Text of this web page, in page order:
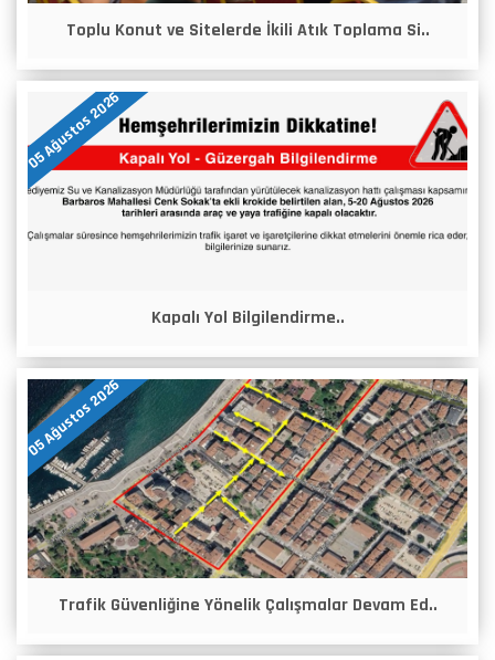
Toplu Konut ve Sitelerde İkili Atık Toplama Si..
05 Ağustos 2026
Kapalı Yol Bilgilendirme..
05 Ağustos 2026
Trafik Güvenliğine Yönelik Çalışmalar Devam Ed..